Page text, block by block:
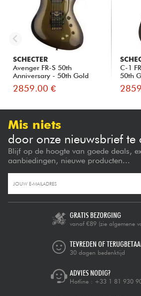
SCHECTER
Avenger FR-S 50th
Anniversary - 50th Gold
Burst
2859.00 €
C-1
50th
Mis niets
door onze nieuwsbrief te
Blijf op de hoogte van goede deals,
aanbiedingen, nieuwe producten...
GRATIS BEZORGING
vanaf €89 (zie algemene
TEVREDEN OF
30 dagen bedenktijd
ADVIES NODIG?
Hotline : +33 1 81 930